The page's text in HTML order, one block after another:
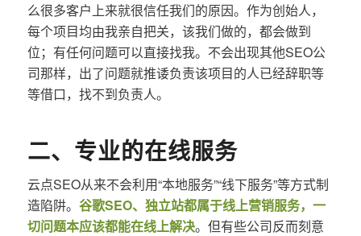
么很多客户上来就很信任我们的原因。作为创始人，
每个项目均由我亲自把关，该我们做的，都会做到
位；有任何问题可以直接找我。不会出现其他SEO公
司那样，出了问题就推诿负责该项目的人已经辞职等
等借口，找不到负责人。
二、专业的在线服务
云点SEO从来不会利用“本地服务”“线下服务”等方式制
造陷阱。 谷歌SEO、独立站都属于线上营销服务，一
切问题本应该都能在线上解决。但有些公司反而刻意